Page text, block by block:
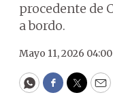
procedente de
a bordo.
Mayo 11, 2026 04:00
WhatsApp
Facebook